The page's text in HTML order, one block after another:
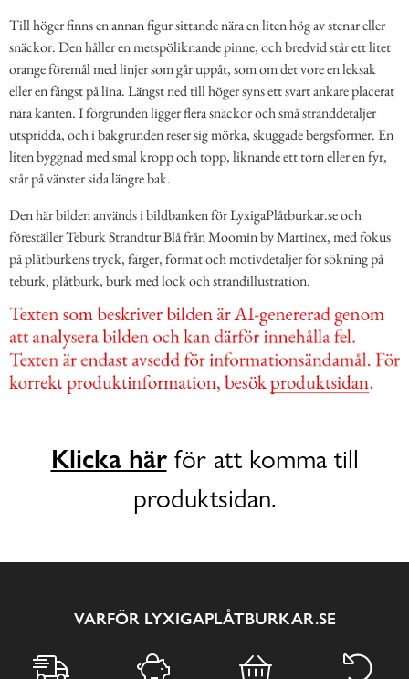
Till höger finns en annan figur sittande nära en liten hög av stenar eller
snäckor. Den håller en metspöliknande pinne, och bredvid står ett litet
orange föremål med linjer som går uppåt, som om det vore en leksak
eller en fångst på lina. Längst ned till höger syns ett svart ankare placerat
nära kanten. I förgrunden ligger flera snäckor och små stranddetaljer
utspridda, och i bakgrunden reser sig mörka, skuggade bergsformer. En
liten byggnad med smal kropp och topp, liknande ett torn eller en fyr,
står på vänster sida längre bak.
Den här bilden används i bildbanken för LyxigaPlåtburkar.se och
föreställer Teburk Strandtur Blå från Moomin by Martinex, med fokus
på plåtburkens tryck, färger, format och motivdetaljer för sökning på
teburk, plåtburk, burk med lock och strandillustration.
Klicka härför att komma till
produktsidan.
VARFÖR LYXIGAPLÅTBURKAR.SE